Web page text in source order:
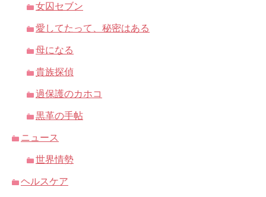
女囚セブン
愛してたって、秘密はある
母になる
貴族探偵
過保護のカホコ
黒革の手帖
ニュース
世界情勢
ヘルスケア